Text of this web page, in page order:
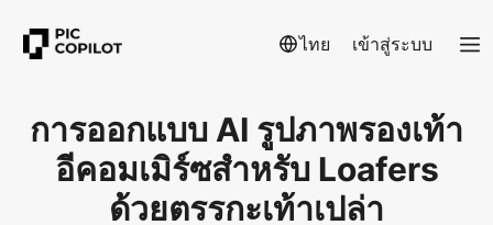
ไทย เข้าสู่ระบบ
การออกแบบ AI รูปภาพรองเท้า
อีคอมเมิร์ซสำหรับ Loafers
ด้วยตรรกะเท้าเปล่า